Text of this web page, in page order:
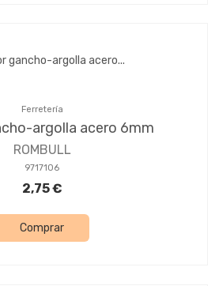
Ferretería
argolla acero 6mm
ROMBULL
9717106
2,75 €
Comprar